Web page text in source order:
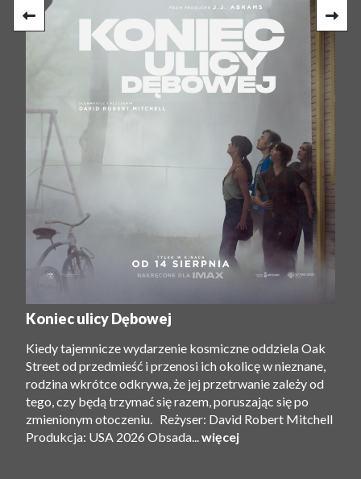
Koniec ulicy Dębowej
Kiedy tajemnicze wydarzenie kosmiczne oddziela Oak
Street od przedmieść i przenosi ich okolicę w nieznane,
rodzina wkrótce odkrywa, że ​​jej przetrwanie zależy od
tego, czy będą trzymać się razem, poruszając się po
zmienionym otoczeniu. Reżyser: David Robert Mitchell
Produkcja: USA 2026 Obsada... więcej